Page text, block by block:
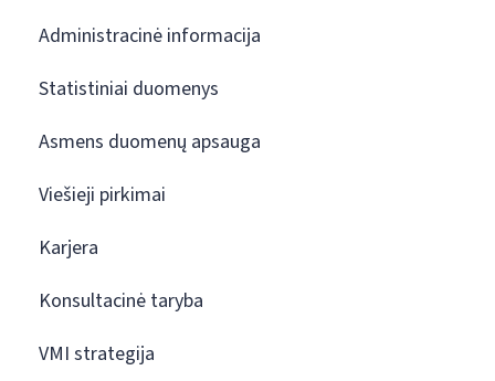
Administracinė informacija
Statistiniai duomenys
Asmens duomenų apsauga
Viešieji pirkimai
Karjera
Konsultacinė taryba
VMI strategija